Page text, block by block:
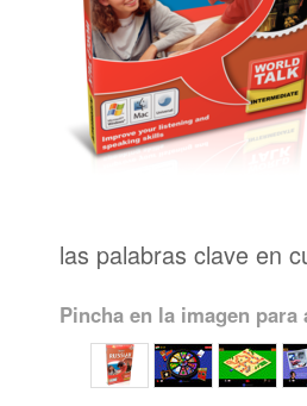
las palabras clave en
Pincha en la imagen para